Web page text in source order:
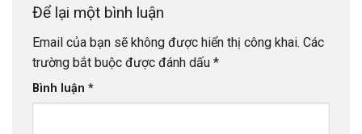
Để lại một bình luận
Email của bạn sẽ không được hiển thị công khai. Các
trường bắt buộc được đánh dấu *
Bình luận *